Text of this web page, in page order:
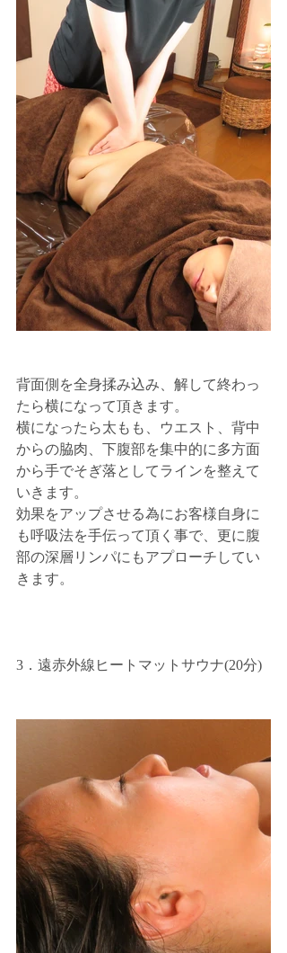
背面側を全身揉み込み、解して終わっ
たら横になって頂きます。
横になったら太もも、ウエスト、背中
からの脇肉、下腹部を集中的に多方面
から手でそぎ落としてラインを整えて
いきます。
効果をアップさせる為にお客様自身に
も呼吸法を手伝って頂く事で、更に腹
部の深層リンパにもアプローチしてい
きます。
3．遠赤外線ヒートマットサウナ(20分)